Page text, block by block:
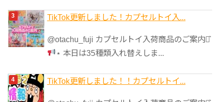
TikTok更新しました！カプセルトイ入...
@otachu_fuji カプセルトイ入荷商品のご案内⋆͛
⋆ 本日は35種類入れ替えしま...
TikTok更新しました！！カプセルトイ...